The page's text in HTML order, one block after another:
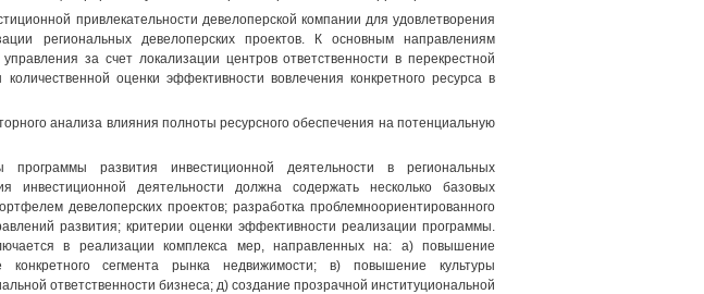
привлекательности девелоперской компании для удовлетворения
региональных девелоперских проектов. К основным направлениям
за счет локализации центров ответственности в перекрестной
оценки эффективности вовлечения конкретного ресурса в
анализа влияния полноты ресурсного обеспечения на потенциальную
развития инвестиционной деятельности в региональных
инвестиционной деятельности должна содержать несколько базовых
девелоперских проектов; разработка проблемноориентированного
развития; критерии оценки эффективности реализации программы.
в реализации комплекса мер, направленных на: а) повышение
сегмента рынка недвижимости; в) повышение культуры
ответственности бизнеса; д) создание прозрачной институциональной